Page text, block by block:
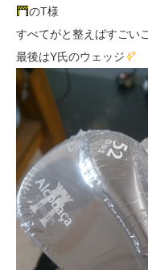
のT様
すべてがと整えばすごい
最後はY氏のウェッジ